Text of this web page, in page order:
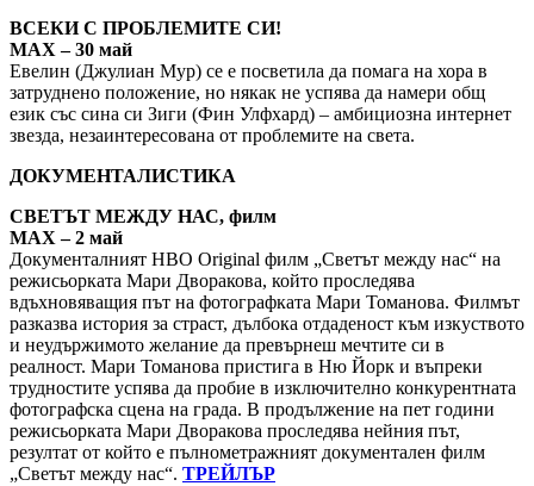
ВСЕКИ С ПРОБЛЕМИТЕ СИ!
MAX – 30 май
Евелин (Джулиан Мур) се е посветила да помага на хора в
затруднено положение, но някак не успява да намери общ
език със сина си Зиги (Фин Улфхард) – амбициозна интернет
звезда, незаинтересована от проблемите на света.
ДОКУМЕНТАЛИСТИКА
СВЕТЪТ МЕЖДУ НАС, филм
MAX – 2 май
Документалният HBO Original филм „Светът между нас“ на
режисьорката Мари Дворакова, който проследява
вдъхновяващия път на фотографката Мари Томанова. Филмът
разказва история за страст, дълбока отдаденост към изкуството
и неудържимото желание да превърнеш мечтите си в
реалност. Мари Томанова пристига в Ню Йорк и въпреки
трудностите успява да пробие в изключително конкурентната
фотографска сцена на града. В продължение на пет години
режисьорката Мари Дворакова проследява нейния път,
резултат от който е пълнометражният документален филм
„Светът между нас“. ТРЕЙЛЪР